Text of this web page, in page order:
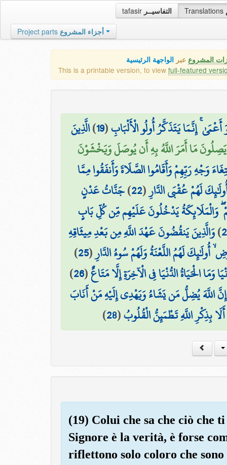
tafasir التفاسيــر Translations
Project parts أجزاء المشروع
المشروع عبر الواجهة الرئيسية
This is a printable version, to view full-featured
إِنَّمَا يَتَذَكَّرُ أُولُو الْأَلْبَابِ(
19
)الَّذِينَ
مَا أَمَرَ اللَّهُ بِهِ أَن يُوصَلَ وَيَخْشَوْنَ
وَجْهِ رَبِّهِمْ وَأَقَامُوا الصَّلَاةَ وَأَنفَقُوا مِمَّا
لَهُمْ عُقْبَى الدَّارِ(
22
)جَنَّاتُ عَدْنٍ
وَالْمَلَائِكَةُ يَدْخُلُونَ عَلَيْهِم مِّن كُلِّ بَابٍ
)وَالَّذِينَ يَنقُضُونَ عَهْدَ اللَّهِ مِن بَعْدِ مِيثَاقِهِ
لَهُمُ اللَّعْنَةُ وَلَهُمْ سُوءُ الدَّارِ(
25
)
الْحَيَاةُ الدُّنْيَا فِي الْآخِرَةِ إِلَّا مَتَاعٌ(
26
)
اللَّهَ يُضِلُّ مَن يَشَاءُ وَيَهْدِي إِلَيْهِ مَنْ أَنَابَ
بِذِكْرِ اللَّهِ تَطْمَئِنُّ الْقُلُوبُ(
28
)
(19) Colui che sa che ciò che
Signore è la verità, è forse
riflettono solo coloro che